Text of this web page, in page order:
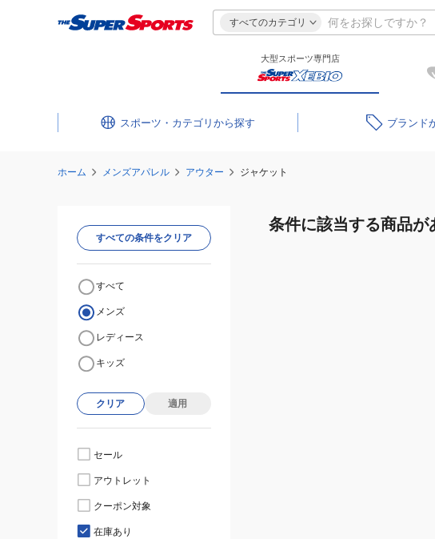
すべてのカテゴリ
大型スポーツ専門店
スポーツ・カテゴリ ブランド
ホーム メンズアパレル アウター ジャケット
条件に該当する商品が
すべての条件をクリア
すべて
メンズ
レディース
キッズ
クリア 適用
セール
アウトレット
クーポン対象
在庫あり